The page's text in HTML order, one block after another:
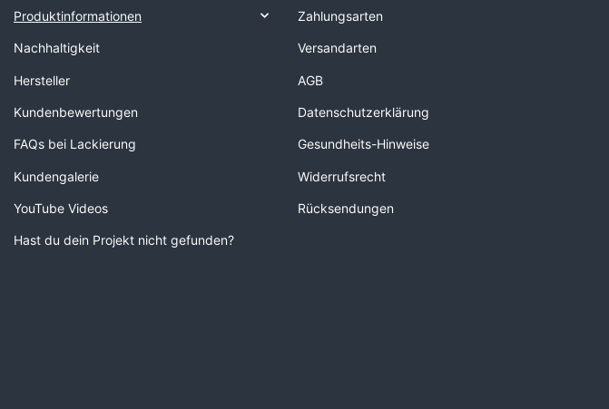
Produktinformationen
Nachhaltigkeit
Hersteller
Kundenbewertungen
FAQs bei Lackierung
Kundengalerie
YouTube Videos
Hast du dein Projekt nicht gefunden?
Zahlungsarten
Versandarten
AGB
Datenschutzerklärung
Gesundheits-Hinweise
Widerrufsrecht
Rücksendungen